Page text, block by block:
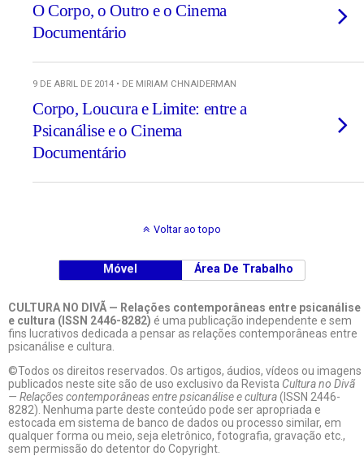
O Corpo, o Outro e o Cinema
Documentário
9 DE ABRIL DE 2014 • DE MIRIAM CHNAIDERMAN
Corpo, Loucura e Limite: entre a
Psicanálise e o Cinema
Documentário
Voltar ao topo
Móvel Área De Trabalho
CULTURA NO DIVÃ — Relações contemporâneas entre psicanálise
e cultura (ISSN 2446-8282) é uma publicação independente e sem
fins lucrativos dedicada a pensar as relações contemporâneas entre
psicanálise e cultura.
©Todos os direitos reservados. Os artigos, áudios, vídeos ou imagens
publicados neste site são de uso exclusivo da Revista Cultura no Divã
— Relações contemporâneas entre psicanálise e cultura(ISSN 2446-
8282). Nenhuma parte deste conteúdo pode ser apropriada e
estocada em sistema de banco de dados ou processo similar, em
qualquer forma ou meio, seja eletrônico, fotografia, gravação etc.,
sem permissão do detentor do Copyright.